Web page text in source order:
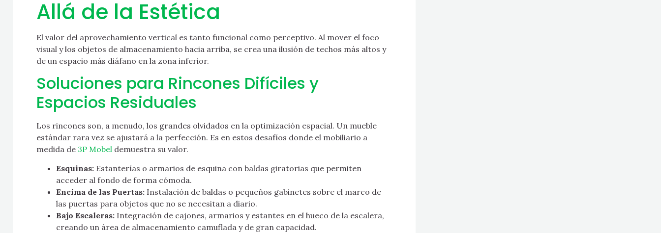
Allá de la Estética
El valor del aprovechamiento vertical es tanto funcional como perceptivo. Al mover el foco
visual y los objetos de almacenamiento hacia arriba, se crea una ilusión de techos más altos y
de un espacio más diáfano en la zona inferior.
Soluciones para Rincones Difíciles y
Espacios Residuales
Los rincones son, a menudo, los grandes olvidados en la optimización espacial. Un mueble
estándar rara vez se ajustará a la perfección. Es en estos desafíos donde el mobiliario a
medida de 3P Mobel demuestra su valor.
Esquinas: Estanterías o armarios de esquina con baldas giratorias que permiten
acceder al fondo de forma cómoda.
Encima de las Puertas: Instalación de baldas o pequeños gabinetes sobre el marco de
las puertas para objetos que no se necesitan a diario.
Bajo Escaleras: Integración de cajones, armarios y estantes en el hueco de la escalera,
creando un área de almacenamiento camuflada y de gran capacidad.